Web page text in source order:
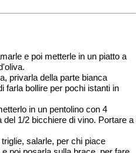
e poi metterle in un piatto a
privarla della parte bianca
farla bollire per pochi istanti in
in un pentolino con 4
1/2 bicchiere di vino. Portare a
salarle, per chi piace